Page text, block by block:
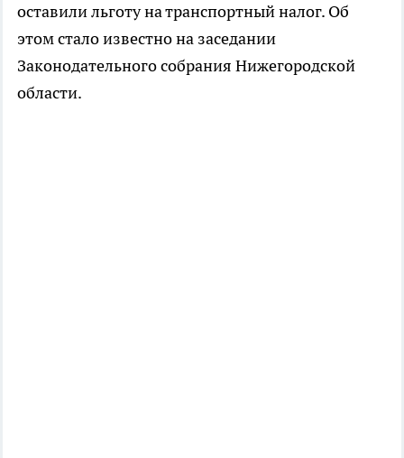
оставили льготу на транспортный налог. Об
этом стало известно на заседании
Законодательного собрания Нижегородской
области.